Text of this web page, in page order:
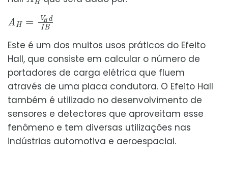
A HdI
Este é um dos muitos usos práticos do Efeito
Hall, que consiste em calcular o número de
portadores de carga elétrica que fluem
através de uma placa condutora. O Efeito Hall
também é utilizado no desenvolvimento de
sensores e detectores que aproveitam esse
fenômeno e tem diversas utilizações nas
indústrias automotiva e aeroespacial.